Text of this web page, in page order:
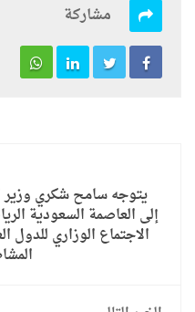
مشاركة
يتوجه سامح شكري وزير
إلى العاصمة السعودية
الاجتماع الوزاري للدول